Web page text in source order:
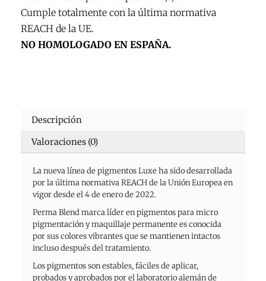
Cumple totalmente con la última normativa
REACH de la UE.
NO HOMOLOGADO EN ESPAÑA.
Descripción
Valoraciones (0)
La nueva línea de pigmentos Luxe ha sido desarrollada
por la última normativa REACH de la Unión Europea en
vigor desde el 4 de enero de 2022.
Perma Blend marca líder en pigmentos para micro
pigmentación y maquillaje permanente es conocida
por sus colores vibrantes que se mantienen intactos
incluso después del tratamiento.
Los pigmentos son estables, fáciles de aplicar,
probados y aprobados por el laboratorio alemán de